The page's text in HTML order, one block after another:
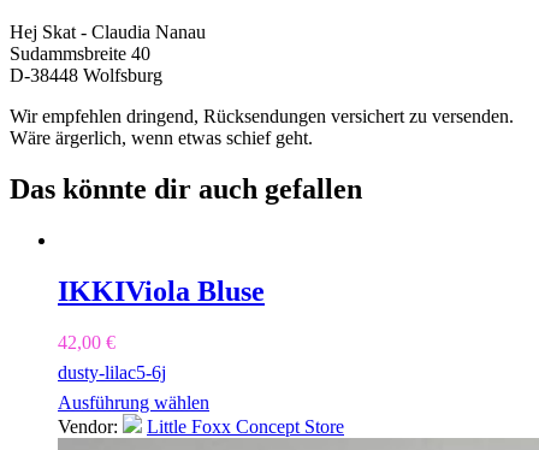
Hej Skat - Claudia Nanau
Sudammsbreite 40
D-38448 Wolfsburg
Wir empfehlen dringend, Rücksendungen versichert zu versenden.
Wäre ärgerlich, wenn etwas schief geht.
Das könnte dir auch gefallen
IKKIViola Bluse
42,00 €
dusty-lilac5-6j
Ausführung wählen
Vendor:
Little Foxx Concept Store